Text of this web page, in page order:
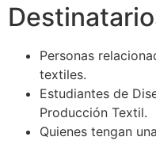
Personas
textiles.
Estudiantes de
Producción Textil.
Quienes tengan